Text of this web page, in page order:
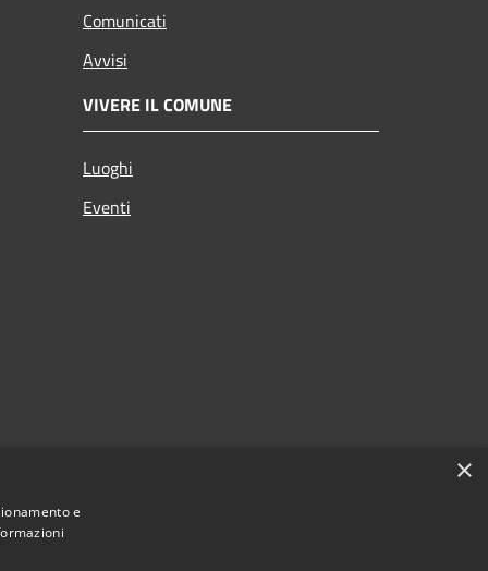
Comunicati
Avvisi
VIVERE IL COMUNE
Luoghi
Eventi
×
e